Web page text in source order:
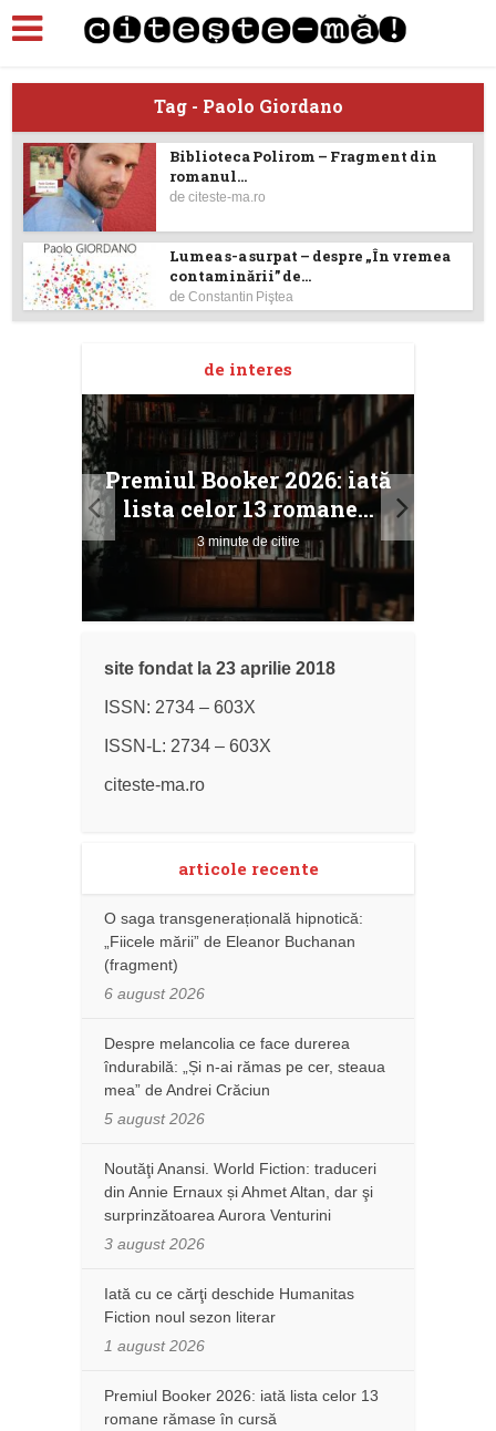
Tag - Paolo Giordano
Biblioteca Polirom – Fragment din
romanul...
deciteste-ma.ro
Lumea s-a surpat – despre „În vremea
contaminării” de...
deConstantin Piştea
de interes
Premiul Booker 2026: iată
lista celor 13 romane...
3 minute de citire
site fondat la 23 aprilie 2018
ISSN: 2734 – 603X
ISSN-L: 2734 – 603X
citeste-ma.ro
articole recente
O saga transgenerațională hipnotică:
„Fiicele mării” de Eleanor Buchanan
(fragment)
6 august 2026
Despre melancolia ce face durerea
îndurabilă: „Și n-ai rămas pe cer, steaua
mea” de Andrei Crăciun
5 august 2026
Noutăţi Anansi. World Fiction: traduceri
din Annie Ernaux și Ahmet Altan, dar şi
surprinzătoarea Aurora Venturini
3 august 2026
Iată cu ce cărţi deschide Humanitas
Fiction noul sezon literar
1 august 2026
Premiul Booker 2026: iată lista celor 13
romane rămase în cursă